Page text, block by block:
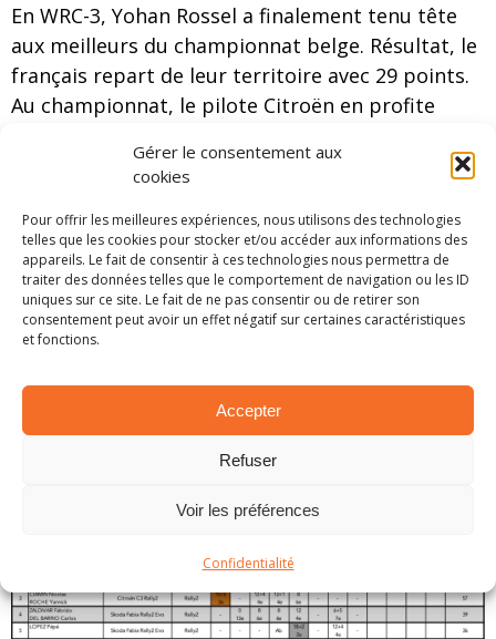
Gérer le consentement aux
cookies
Pour offrir les meilleures expériences, nous utilisons des technologies
telles que les cookies pour stocker et/ou accéder aux informations des
appareils. Le fait de consentir à ces technologies nous permettra de
traiter des données telles que le comportement de navigation ou les ID
uniques sur ce site. Le fait de ne pas consentir ou de retirer son
consentement peut avoir un effet négatif sur certaines caractéristiques
et fonctions.
Accepter
Refuser
Voir les préférences
Confidentialité
En WRC-3, Yohan Rossel a finalement tenu tête
aux meilleurs du championnat belge. Résultat, le
français repart de leur territoire avec 29 points.
Au championnat, le pilote Citroën en profite
était absent en Belgique. A quatre manches de la
retard. Il devra donc absolument performer en
Grèce s’il veut reste dans la course au titre.
Derrière le duo de tête, le classement reste figé.
On retrouve ainsi, bien installé en troisième
manches, le pilote Citroën a dans ses traces
Fabrizio Zaldivar et Pépé Lopez. Les deux
hommes totalisant respectivement 39 et 36